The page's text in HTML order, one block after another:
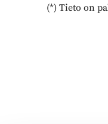
(*) Tieto on